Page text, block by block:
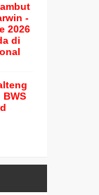
-
2026
di
BWS